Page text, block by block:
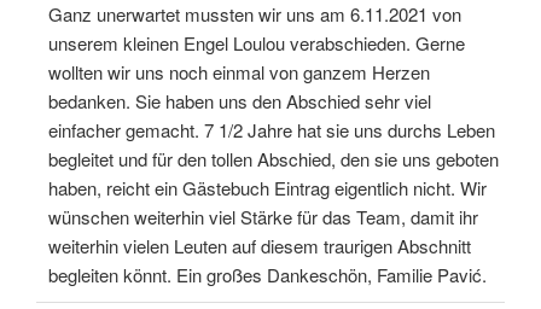
Ganz unerwartet mussten wir uns am 6.11.2021 von
unserem kleinen Engel Loulou verabschieden. Gerne
wollten wir uns noch einmal von ganzem Herzen
bedanken. Sie haben uns den Abschied sehr viel
einfacher gemacht. 7 1/2 Jahre hat sie uns durchs Leben
begleitet und für den tollen Abschied, den sie uns geboten
haben, reicht ein Gästebuch Eintrag eigentlich nicht. Wir
wünschen weiterhin viel Stärke für das Team, damit ihr
weiterhin vielen Leuten auf diesem traurigen Abschnitt
begleiten könnt. Ein großes Dankeschön, Familie Pavić.